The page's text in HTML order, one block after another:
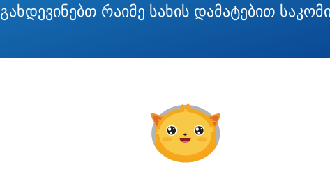
გახდევინებთ რაიმე სახის დამატებით